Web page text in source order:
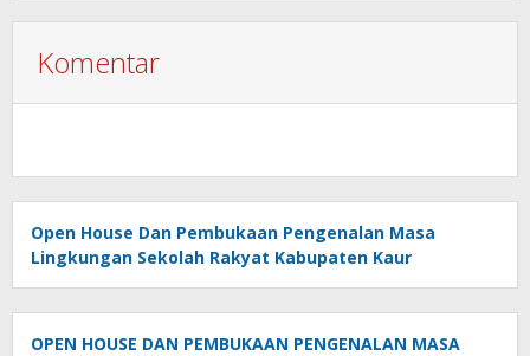
Komentar
Open House Dan Pembukaan Pengenalan Masa
Lingkungan Sekolah Rakyat Kabupaten Kaur
OPEN HOUSE DAN PEMBUKAAN PENGENALAN MASA